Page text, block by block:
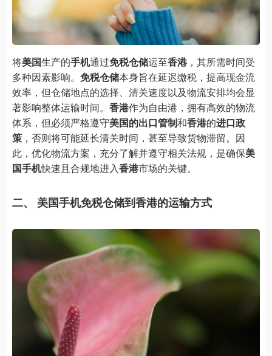
将美国生产的手机通过免税仓储运至香港，其所需时间受
多种因素影响。 免税仓储本身旨在延迟缴税，提高现金流
效率，但仓储地点的选择、清关速度以及物流安排均会显
著影响整体运输时间。 香港作为自由港，拥有高效的物流
体系，但必须严格遵守美国的出口管制和香港的进口政
策 ，否则将可能延长清关时间，甚至导致货物滞留。因
此，优化物流方案，充分了解并遵守相关法规，是确保美
国手机快速且合规地进入香港市场的关键。
二、 美国手机免税仓储到香港的运输方式